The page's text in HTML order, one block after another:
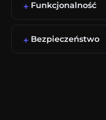
Funkcjonalność
Bezpieczeństwo